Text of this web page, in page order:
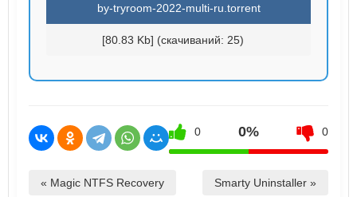
by-tryroom-2022-multi-ru.torrent
[80.83 Kb] (cкачиваний: 25)
0 0% 0
« Magic NTFS Recovery Smarty Uninstaller »